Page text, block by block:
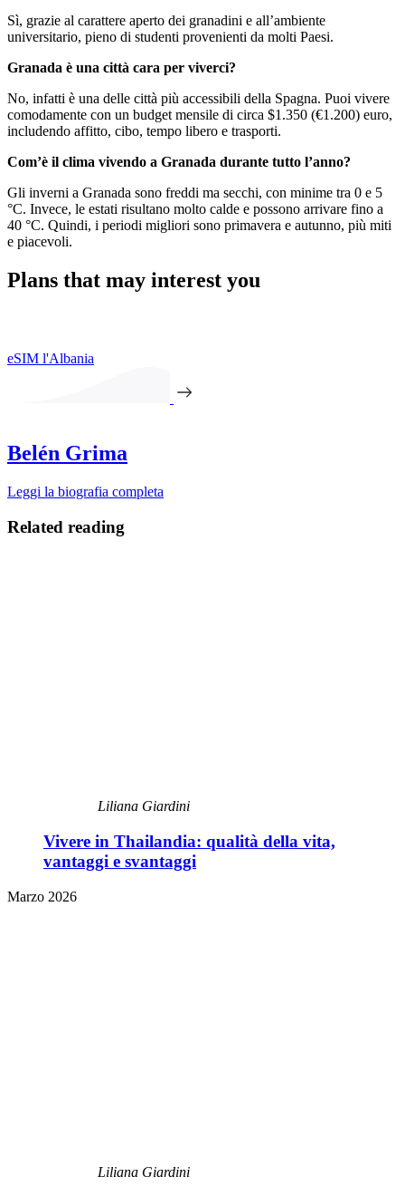
Sì, grazie al carattere aperto dei granadini e all’ambiente
universitario, pieno di studenti provenienti da molti Paesi.
Granada è una città cara per viverci?
No, infatti è una delle città più accessibili della Spagna. Puoi vivere
comodamente con un budget mensile di circa $1.350 (€1.200) euro,
includendo affitto, cibo, tempo libero e trasporti.
Com’è il clima vivendo a Granada durante tutto l’anno?
Gli inverni a Granada sono freddi ma secchi, con minime tra 0 e 5
°C. Invece, le estati risultano molto calde e possono arrivare fino a
40 °C. Quindi, i periodi migliori sono primavera e autunno, più miti
e piacevoli.
Plans that may interest you
eSIM l'Albania
Belén Grima
Leggi la biografia completa
Related reading
Liliana Giardini
Vivere in Thailandia: qualità della vita,
vantaggi e svantaggi
Marzo 2026
Liliana Giardini